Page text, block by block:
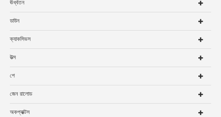
ঊর্ধ্বতন
ডাউন
ক্যাকসিভস
উত্স
পে
জেন রালোড
অকপ্যাক্টস